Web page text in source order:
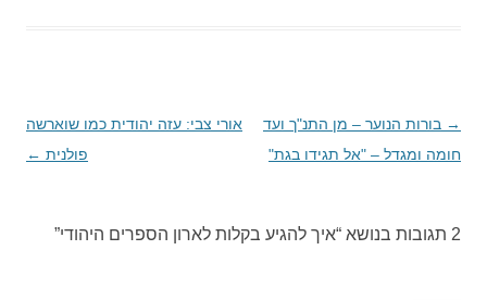
ניווט
בפוסטים
→ בורות הנוער – מן התנ"ך ועד
חומה ומגדל – "אל תגידו בגת"
אורי צבי: עזה יהודית כמו שוארשה
פולנית ←
2 תגובות בנושא “ איך להגיע בקלות לארון הספרים היהודי”